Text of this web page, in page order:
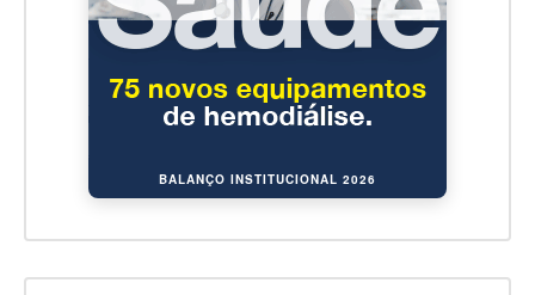
BALANÇO INSTITUCIONAL 2026